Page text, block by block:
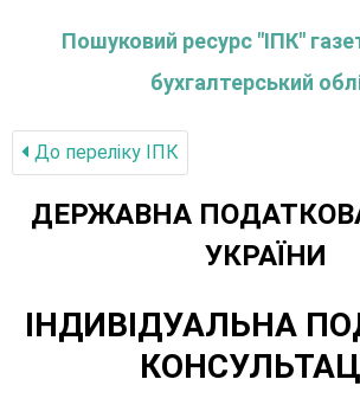
Пошуковий ресурс "ІПК"
бухгалтерський
До переліку IПК
ДЕРЖАВНА
УКРАЇНИ
ІНДИВІДУАЛЬНА